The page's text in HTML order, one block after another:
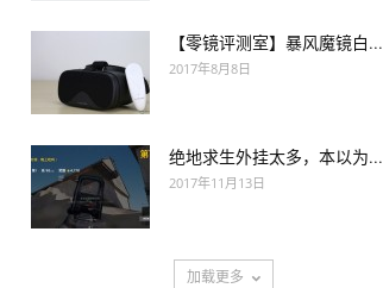
【零镜评测室】暴风魔镜白...
2017年8月8日
绝地求生外挂太多，本以为...
2017年11月13日
加载更多